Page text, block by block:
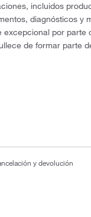
incluidos
diagnósticos y
excepcional por parte
de formar parte
y devolución